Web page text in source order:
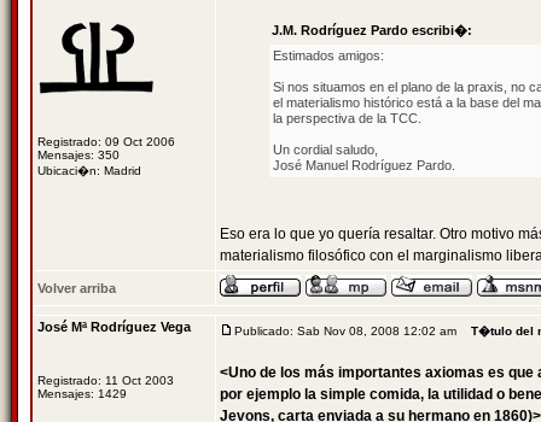
Registrado: 09 Oct 2006
Mensajes: 350
Ubicaci�n: Madrid
J.M. Rodríguez Pardo escribi�:
Estimados amigos:
Si nos situamos en el plano de la praxis, no
el materialismo histórico está a la base del
la perspectiva de la TCC.
Un cordial saludo,
José Manuel Rodríguez Pardo.
Eso era lo que yo quería resaltar. Otro motivo
materialismo filosófico con el marginalismo
Volver arriba
José Mª Rodríguez Vega
Registrado: 11 Oct 2003
Mensajes: 1429
Publicado: Sab Nov 08, 2008 12:02 am T�tulo del
<Uno de los más importantes axiomas es que
por ejemplo la simple comida, la utilidad o
Jevons, carta enviada a su hermano en 1860)>